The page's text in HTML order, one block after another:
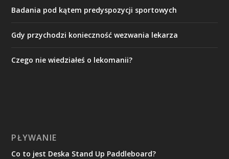
Badania pod kątem predyspozycji sportowych
Gdy przychodzi konieczność wezwania lekarza
Czego nie wiedziałeś o lekomanii?
PŁYWANIE
Co to jest Deska Stand Up Paddleboard?